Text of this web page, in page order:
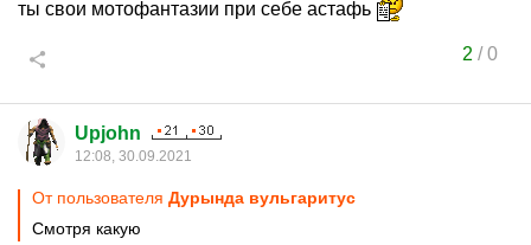
ты свои мотофантазии при себе астафь
2 /0
Upjohn
12:08, 30.09.2021
От пользователя Дурында вульгаритус
Смотря какую